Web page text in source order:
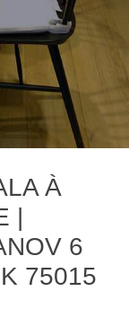
À
|
6
75015